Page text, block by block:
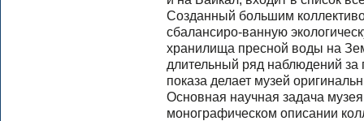
Созданный большим
сбалансиро-ванную
хранилища пресной воды на
длительный ряд наблюдений за
показа делает музей
Основная научная задача
монографическом описании